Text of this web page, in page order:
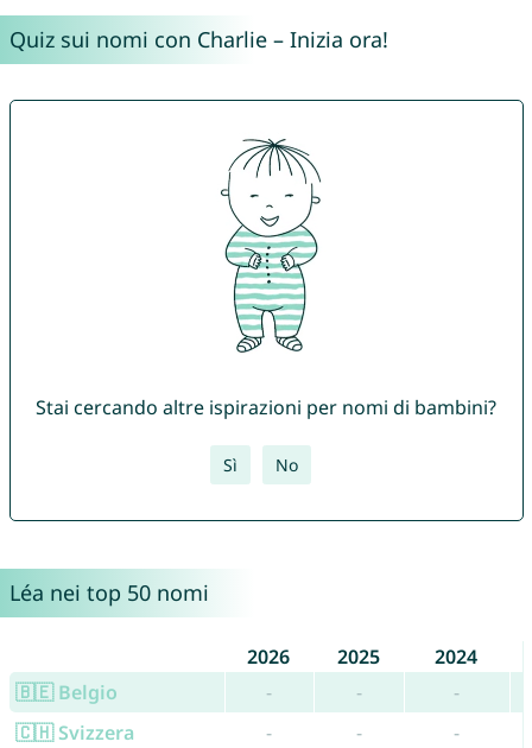
Quiz sui nomi con Charlie – Inizia ora!
Stai cercando altre ispirazioni per nomi di bambini?
Sì No
Léa nei top 50 nomi
2026 2025
2024
🇧🇪 Belgio
- -
-
🇨🇭 Svizzera
- -
-